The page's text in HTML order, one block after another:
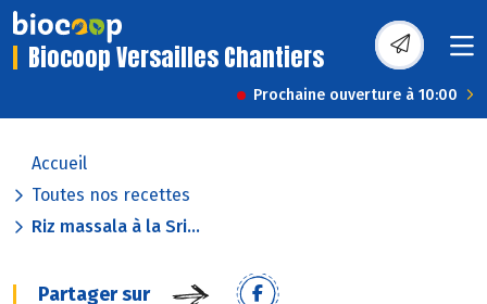
Biocoop Versailles Chantiers
Prochaine ouverture à 10:00
Accueil
Toutes nos recettes
Riz massala à la Sri...
Partager sur